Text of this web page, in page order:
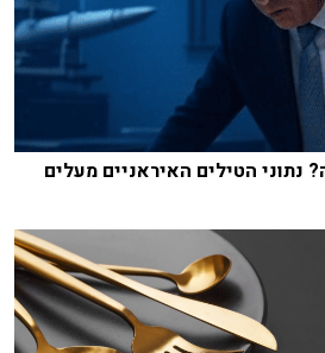
נתוני הטילים האיראניים מעלים